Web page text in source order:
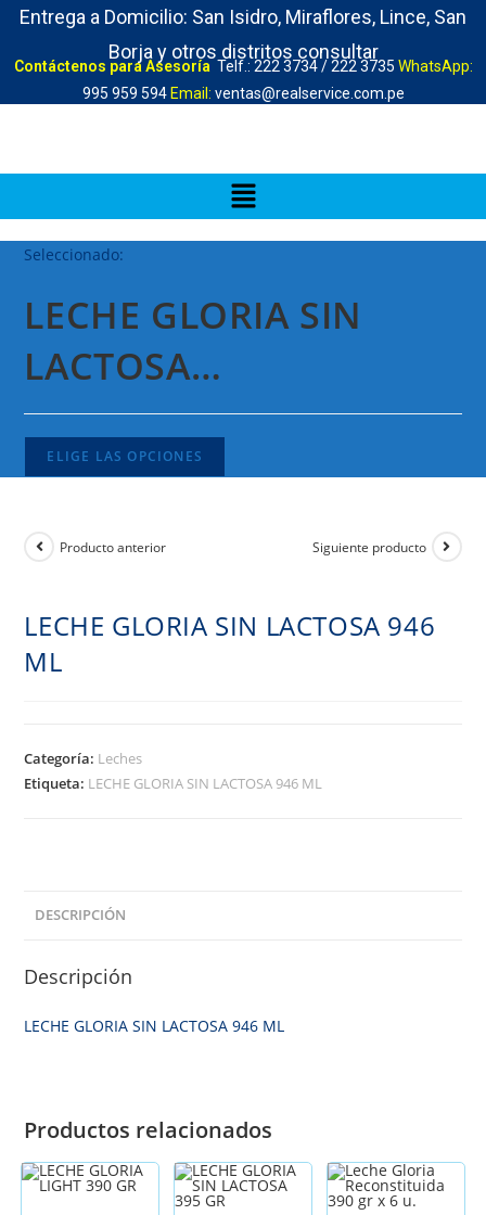
Entrega a Domicilio: San Isidro, Miraflores, Lince, San
Borja y otros distritos consultar
Contáctenos para Asesoría Telf.: 222 3734 / 222 3735 WhatsApp:
995 959 594 Email: ventas@realservice.com.pe
Seleccionado:
LECHE GLORIA SIN
LACTOSA…
ELIGE LAS OPCIONES
Producto anterior Siguiente producto
LECHE GLORIA SIN LACTOSA 946
ML
Categoría: Leches
Etiqueta: LECHE GLORIA SIN LACTOSA 946 ML
DESCRIPCIÓN
Descripción
LECHE GLORIA SIN LACTOSA 946 ML
Productos relacionados